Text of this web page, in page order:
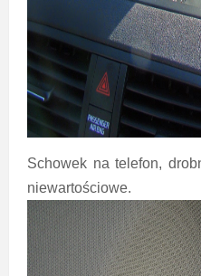
Schowek na telefon,
niewartościowe.